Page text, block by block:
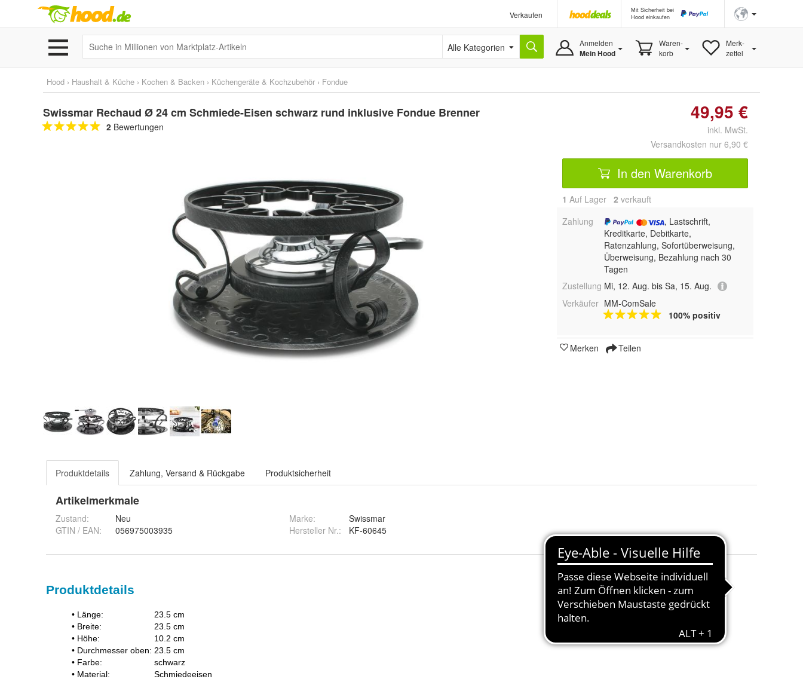
Verkaufen
Mit Sicherheit bei
Hood einkaufen
Alle Kategorien Anmelden
Mein Hood
Waren-
korb
Merk-
zettel
Hood › Haushalt & Küche › Kochen & Backen › Küchengeräte & Kochzubehör › Fondue
Swissmar Rechaud Ø 24 cm Schmiede-Eisen schwarz rund inklusive Fondue Brenner
2 Bewertungen
49,95 €
inkl. MwSt.
Versandkosten nur 6,90 €
In den Warenkorb
1 Auf Lager 2 verkauft
Zahlung
, Lastschrift,
Kreditkarte, Debitkarte,
Ratenzahlung, Sofortüberweisung,
Überweisung, Bezahlung nach 30
Tagen
Zustellung Mi, 12. Aug. bis Sa, 15. Aug.
Verkäufer MM-ComSale
100% positiv
Merken Teilen
Produktdetails Zahlung, Versand & Rückgabe Produktsicherheit
Artikelmerkmale
Zustand:
Neu
GTIN / EAN:
056975003935
Marke:
Swissmar
Hersteller Nr.:
KF-60645